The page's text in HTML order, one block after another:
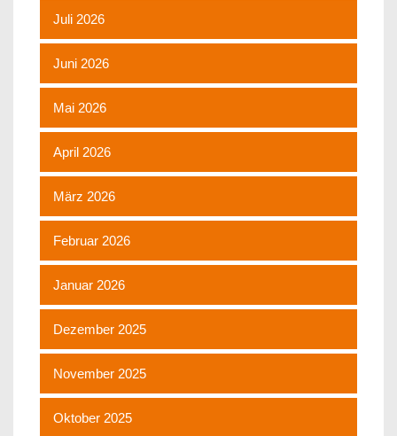
Juli 2026
Juni 2026
Mai 2026
April 2026
März 2026
Februar 2026
Januar 2026
Dezember 2025
November 2025
Oktober 2025